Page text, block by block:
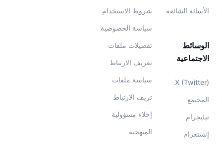
شروط الاستخدام
سياسة الخصوصية
تفضيلات ملفات
تعريف الارتباط
سياسة ملفات
تريف الارتباط
إخلاء مسؤولية
المنهجية
الأسائة الشائعة
الوسائط
الاجتماعية
X (Twitter)
المجتمع
تيليجرام
إنستغرام